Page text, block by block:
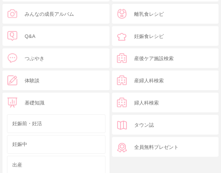
みんなの成長アルバム
Q&A
つぶやき
体験談
基礎知識
妊娠前・妊活
妊娠中
出産
離乳食レシピ
妊娠食レシピ
産後ケア施設検索
産婦人科検索
婦人科検索
タウン誌
全員無料プレゼント